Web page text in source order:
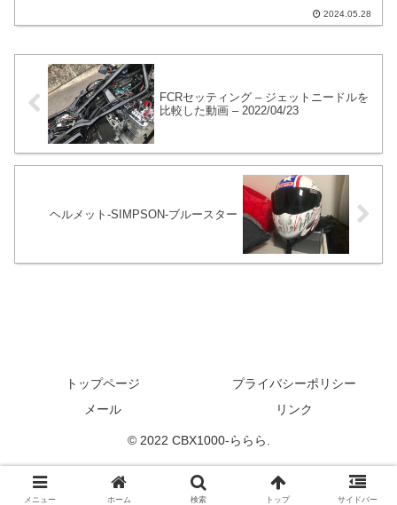
乗ったら、シフトポジションを合わせる
2024.05.28
FCRセッティング – ジェットニードルを
比較した動画 – 2022/04/23
ヘルメット-SIMPSON-ブルースター
トップページ
プライバシーポリシー
メール
リンク
© 2022 CBX1000-ららら.
メニュー ホーム 検索 トップ サイドバー